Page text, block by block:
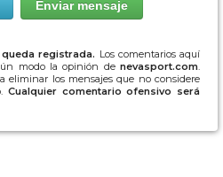
registrada. Los comentarios aquí
modo la opinión de nevasport.com.
eliminar los mensajes que no considere
Cualquier comentario ofensivo será